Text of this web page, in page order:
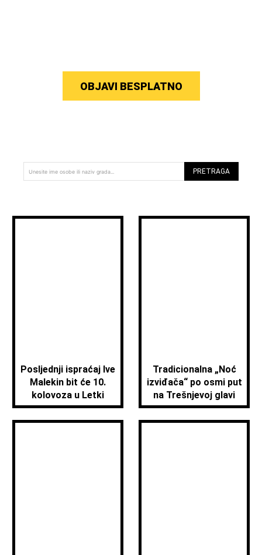
OBJAVI BESPLATNO
Unesite ime osobe ili naziv grada... PRETRAGA
Posljednji ispraćaj Ive
Malekin bit će 10.
kolovoza u Letki
Tradicionalna „Noć
izviđača“ po osmi put
na Trešnjevoj glavi